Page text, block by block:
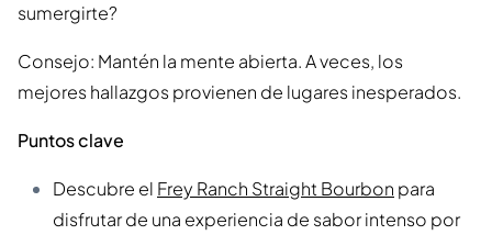
sumergirte?
Consejo: Mantén la mente abierta. A veces, los
mejores hallazgos provienen de lugares inesperados.
Puntos clave
Descubre el Frey Ranch Straight Bourbon para
disfrutar de una experiencia de sabor intenso por